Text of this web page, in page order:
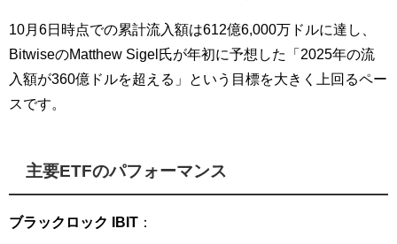
10月6日時点での累計流入額は612億6,000万ドルに達し、
BitwiseのMatthew Sigel氏が年初に予想した「2025年の流
入額が360億ドルを超える」という目標を大きく上回るペー
スです。
主要ETFのパフォーマンス
ブラックロック IBIT ：